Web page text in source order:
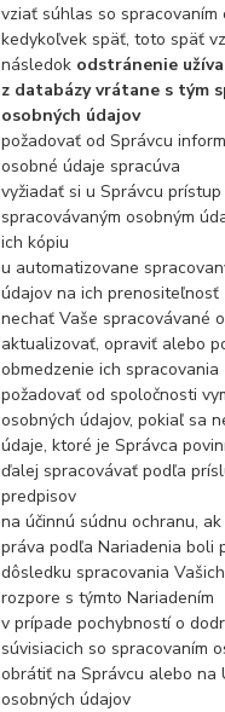
vziať súhlas so spracovaním
kedykoľvek späť, toto späť
následok odstránenie
z databázy vrátane s tým
osobných údajov
požadovať od Správcu
osobné údaje spracúva
vyžiadať si u Správcu prístup
spracovávaným osobným
ich kópiu
u automatizovane
údajov na ich prenositeľnosť
nechať Vaše spracovávané
aktualizovať, opraviť alebo
obmedzenie ich spracovania
požadovať od spoločnosti
osobných údajov, pokiaľ sa
údaje, ktoré je Správca
ďalej spracovávať podľa
predpisov
na účinnú súdnu ochranu,
práva podľa Nariadenia boli
dôsledku spracovania
rozpore s týmto Nariadením
v prípade pochybností o
súvisiacich so spracovaním
obrátiť na Správcu alebo na
osobných údajov